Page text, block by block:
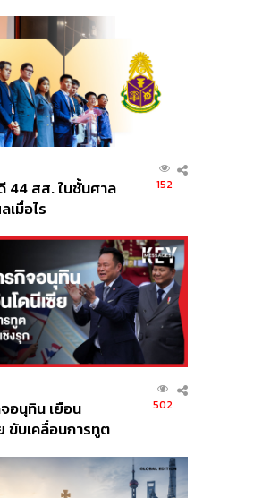
44 สส. ในชั้นศาล
เมื่อไร
152
อนุทิน เยือน
ขับเคลื่อนการทูต
สตร์ไทย –
502